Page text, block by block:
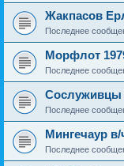
Жакпасов
Последнее
Морфлот
Последнее
Сослуживцы
Последнее
Мингечаур в/
Последнее